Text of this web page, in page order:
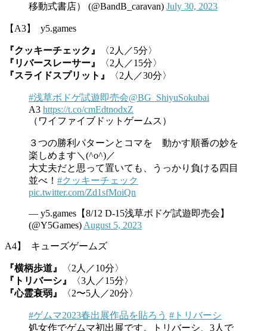
移動式書店） (@BandB_caravan) July 30, 2023
【A3】 y5.games
『クッキーチェック』
〈2人／5分〉
『リバースレーサー』
〈2人／15分〉
『スライドスプリット』
〈2人／30分〉
#浅草ボドゲ試遊即売会@BG_ShiyuSokubai
A3 https://t.co/cmEdtnodxZ
（ワイファイブドットゲームス）
３つの勝利パターンとコマを 動かす順番の妙を
楽しめます＼(^o^)／
大丈夫だと思って置いても、うっかり負ける四目
並べ！ #クッキーチェック
pic.twitter.com/Zd1sfMoiQn
— y5.games【8/12 D-15浅草ボドゲ試遊即売会】
(@Y5Games) August 5, 2023
A4】 キューズゲームズ
『横柄歩道』
〈2人／10分〉
『トリバーシ』
〈3人／15分〉
『心霊衰弱』
〈2〜5人／20分〉
#ゲムマ2023春出展作品を貼ろう #トリバーシ
処女作でゲムマ初出展です。トリバーシ、3人で